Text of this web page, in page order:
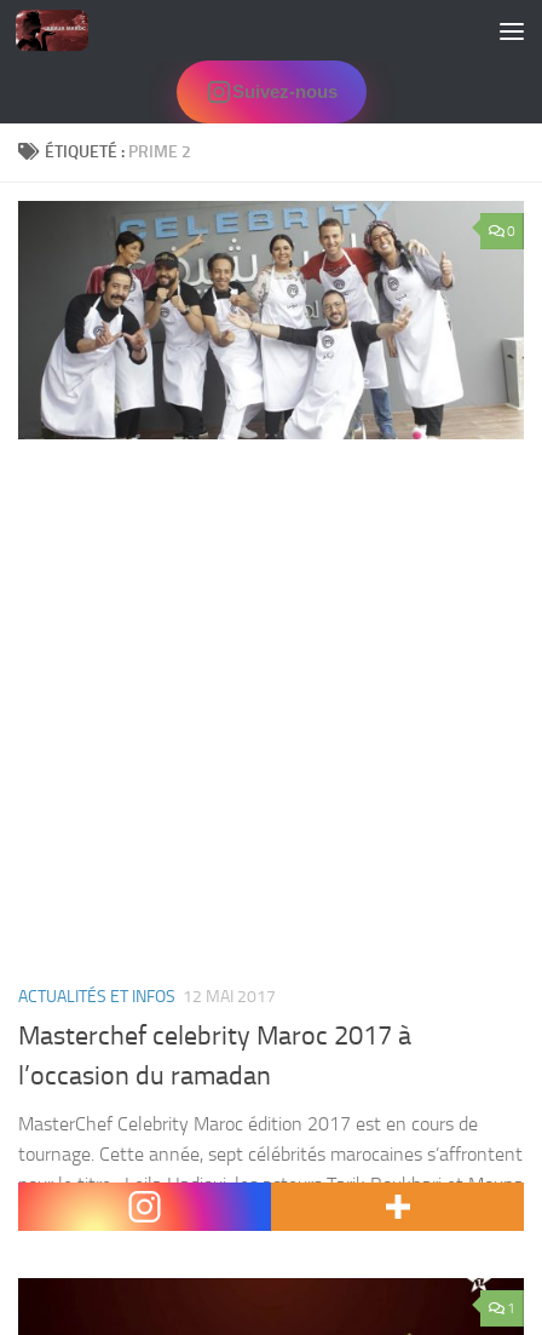
Skip to content
Suivez-nous
ÉTIQUETÉ : PRIME 2
0
ACTUALITÉS ET INFOS 12 MAI 2017
Masterchef celebrity Maroc 2017 à
l’occasion du ramadan
MasterChef Celebrity Maroc édition 2017 est en cours de
tournage. Cette année, sept célébrités marocaines s’affrontent
pour le titre : Leila Hadioui, les acteurs Tarik Boukhari et Mouna
Fettou, les chanteurs Douzi et Said...
1